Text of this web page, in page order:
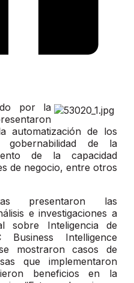
por la
automatización de los
gobernabilidad de la
de la capacidad
de negocio, entre otros
presentaron las
e investigaciones a
sobre Inteligencia de
Intelligence
mostraron casos de
que implementaron
beneficios en la